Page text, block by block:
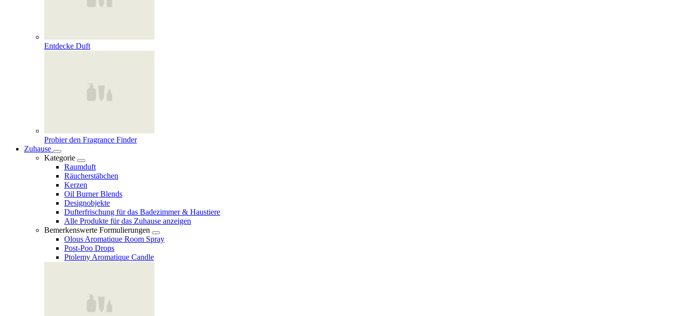
Entdecke Duft
Probier den Fragrance Finder
Zuhause
Kategorie
Raumduft
Räucherstäbchen
Kerzen
Oil Burner Blends
Designobjekte
Dufterfrischung für das Badezimmer & Haustiere
Alle Produkte für das Zuhause anzeigen
Bemerkenswerte Formulierungen
Olous Aromatique Room Spray
Post-Poo Drops
Ptolemy Aromatique Candle